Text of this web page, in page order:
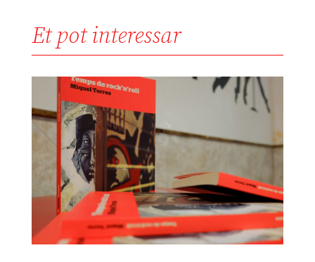
Et pot interessar